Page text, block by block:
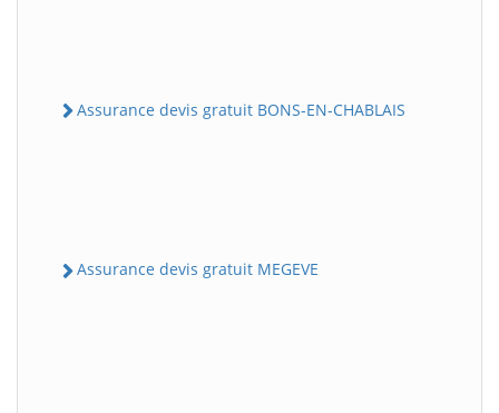
Assurance devis gratuit BONS-EN-CHABLAIS
Assurance devis gratuit MEGEVE